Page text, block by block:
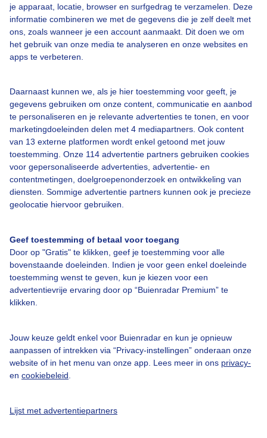
je apparaat, locatie, browser en surfgedrag te verzamelen. Deze
informatie combineren we met de gegevens die je zelf deelt met
ons, zoals wanneer je een account aanmaakt. Dit doen we om
het gebruik van onze media te analyseren en onze websites en
apps te verbeteren.
Daarnaast kunnen we, als je hier toestemming voor geeft, je
gegevens gebruiken om onze content, communicatie en aanbod
te personaliseren en je relevante advertenties te tonen, en voor
marketingdoeleinden delen met 4 mediapartners. Ook content
van 13 externe platformen wordt enkel getoond met jouw
toestemming. Onze 114 advertentie partners gebruiken cookies
voor gepersonaliseerde advertenties, advertentie- en
contentmetingen, doelgroepenonderzoek en ontwikkeling van
diensten. Sommige advertentie partners kunnen ook je precieze
geolocatie hiervoor gebruiken.
Geef toestemming of betaal voor toegang
Door op "Gratis" te klikken, geef je toestemming voor alle
bovenstaande doeleinden. Indien je voor geen enkel doeleinde
toestemming wenst te geven, kun je kiezen voor een
advertentievrije ervaring door op “Buienradar Premium” te
klikken.
Jouw keuze geldt enkel voor Buienradar en kun je opnieuw
aanpassen of intrekken via “Privacy-instellingen” onderaan onze
website of in het menu van onze app. Lees meer in ons privacy-
en cookiebeleid
Lijst met advertentiepartners
Bekijk slideshow
Een moment geduld aub...
Over Buienradar
Bedrijfsgegevens
Veelgestelde vragen
Contact
Toegankelijkheid
Adverteren
Buienradar Team
Privacy beleid